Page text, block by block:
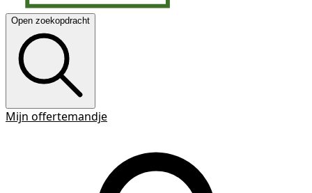
Open zoekopdracht
Mijn offertemandje